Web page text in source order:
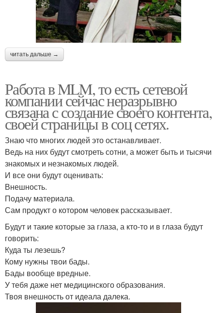
читать дальше →
Работа в MLM, то есть сетевой
компании сейчас неразрывно
связана с создание своего контента,
своей страницы в соц сетях.
Знаю что многих людей это останавливает.
Ведь на них будут смотреть сотни, а может быть и тысячи
знакомых и незнакомых людей.
И все они будут оценивать:
Внешность.
Подачу материала.
Сам продукт о котором человек рассказывает.
Будут и такие которые за глаза, а кто-то и в глаза будут
говорить:
Куда ты лезешь?
Кому нужны твои бады.
Бады вообще вредные.
У тебя даже нет медицинского образования.
Твоя внешность от идеала далека.